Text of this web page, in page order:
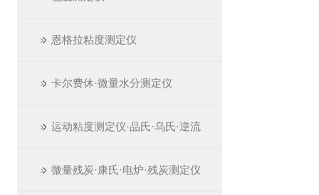
恩格拉粘度测定仪
卡尔费休·微量水分测定仪
运动粘度测定仪·品氏·乌氏·逆流
微量残炭·康氏·电炉·残炭测定仪